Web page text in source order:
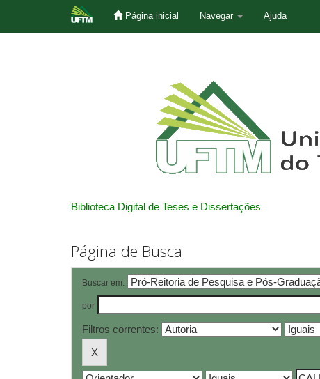
Página inicial Navegar Ajuda
Biblioteca Digital de Teses e Dissertações
Página de Busca
Buscar em:
por
Filtros correntes: